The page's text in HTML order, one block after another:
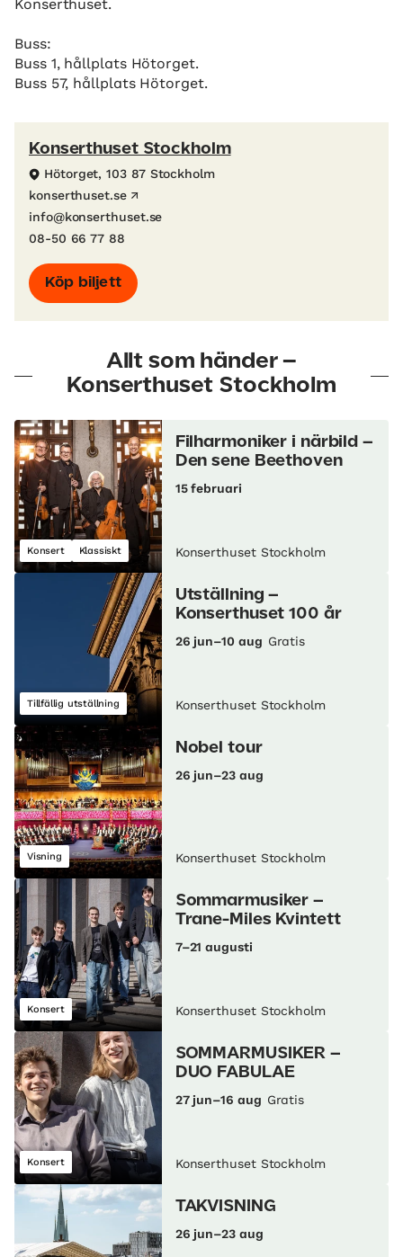
Konserthuset.
Buss:
Buss 1, hållplats Hötorget.
Buss 57, hållplats Hötorget.
Konserthuset Stockholm
Hötorget, 103 87 Stockholm
konserthuset.se
info@konserthuset.se
08-50 66 77 88
Köp biljett
Allt som händer –
Konserthuset Stockholm
Konsert Klassiskt
Filharmoniker i närbild –
Den sene Beethoven
15 februari
Konserthuset Stockholm
Tillfällig utställning
Utställning –
Konserthuset 100 år
26 jun–10 aug Gratis
Konserthuset Stockholm
Visning
Nobel tour
26 jun–23 aug
Konserthuset Stockholm
Konsert
Sommarmusiker –
Trane-Miles Kvintett
7–21 augusti
Konserthuset Stockholm
Konsert
SOMMARMUSIKER –
DUO FABULAE
27 jun–16 aug Gratis
Konserthuset Stockholm
TAKVISNING
26 jun–23 aug